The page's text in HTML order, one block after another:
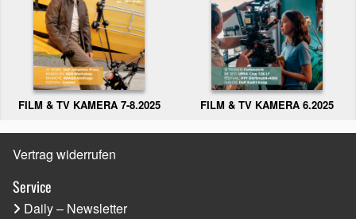
FILM & TV KAMERA 7-8.2025 FILM & TV KAMERA 6.2025
Vertrag widerrufen
Service
Daily – Newsletter